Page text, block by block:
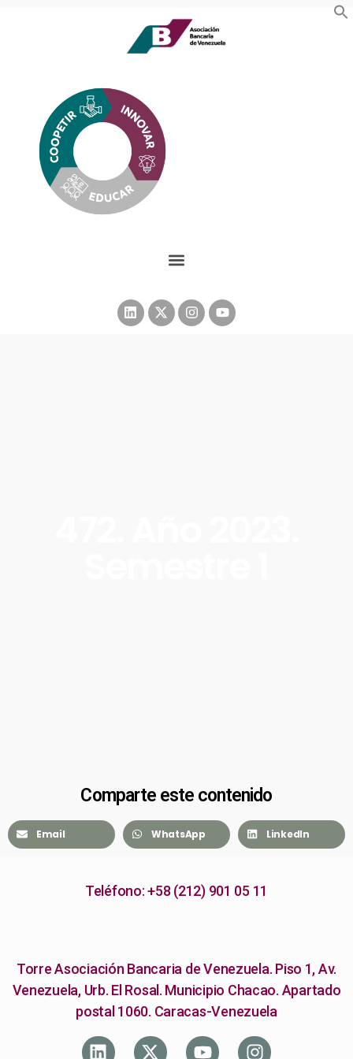
Comparte este contenido
Email WhatsApp LinkedIn
Teléfono: +58 (212) 901 05 11
Torre Asociación Bancaria de Venezuela. Piso 1, Av.
Venezuela, Urb. El Rosal. Municipio Chacao. Apartado
postal 1060. Caracas-Venezuela